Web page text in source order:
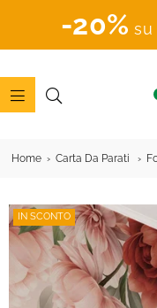
-20% su
Home Carta Da Parati
IN SCONTO